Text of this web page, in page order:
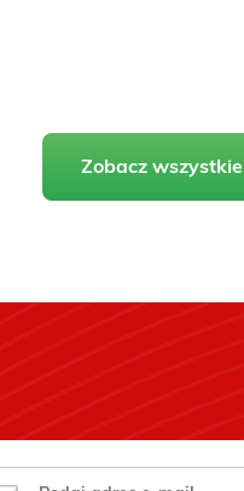
Zobacz wszystkie